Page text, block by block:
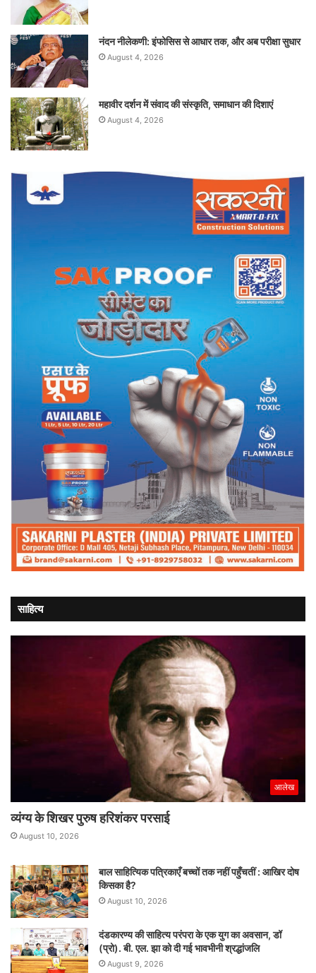
नंदन नीलेकणी: इंफोसिस से आधार तक, और अब परीक्षा सुधार
August 4, 2026
महावीर दर्शन में संवाद की संस्कृति, समाधान की दिशाएं
August 4, 2026
साहित्य
आलेख
व्यंग्य के शिखर पुरुष हरिशंकर परसाई
August 10, 2026
बाल साहित्यिक पत्रिकाएँ बच्चों तक नहीं पहुँचतीं : आखिर दोष
किसका है?
August 10, 2026
दंडकारण्य की साहित्य परंपरा के एक युग का अवसान, डॉ
(प्रो). बी. एल. झा को दी गई भावभीनी श्रद्धांजलि
August 9, 2026